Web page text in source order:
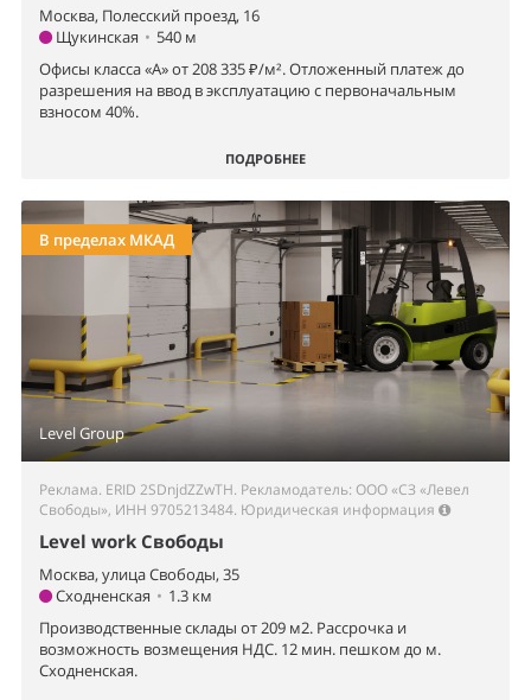
Москва, Полесский проезд, 16
Щукинская • 540 м
Офисы класса «А» от 208 335 ₽/м². Отложенный платеж до
разрешения на ввод в эксплуатацию с первоначальным
взносом 40%.
ПОДРОБНЕЕ
Level Group
В пределах МКАД
Реклама. ERID 2SDnjdZZwTH. Рекламодатель: ООО «СЗ «Левел
Свободы», ИНН 9705213484. Юридическая информация
Level work Свободы
Москва, улица Свободы, 35
Сходненская • 1.3 км
Производственные склады от 209 м2. Рассрочка и
возможность возмещения НДС. 12 мин. пешком до м.
Сходненская.